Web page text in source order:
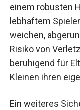
einem robusten
lebhaftem
weichen,
Risiko von
beruhigend für
Kleinen ihren
Ein weiteres